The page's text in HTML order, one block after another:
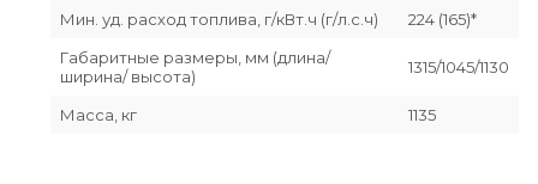
Мин. уд. расход топлива, г/кВт.ч (г/л.с.ч)
224 (165)*
Габаритные размеры, мм (длина/
ширина/ высота)
1315/1045/1130
Масса, кг 1135